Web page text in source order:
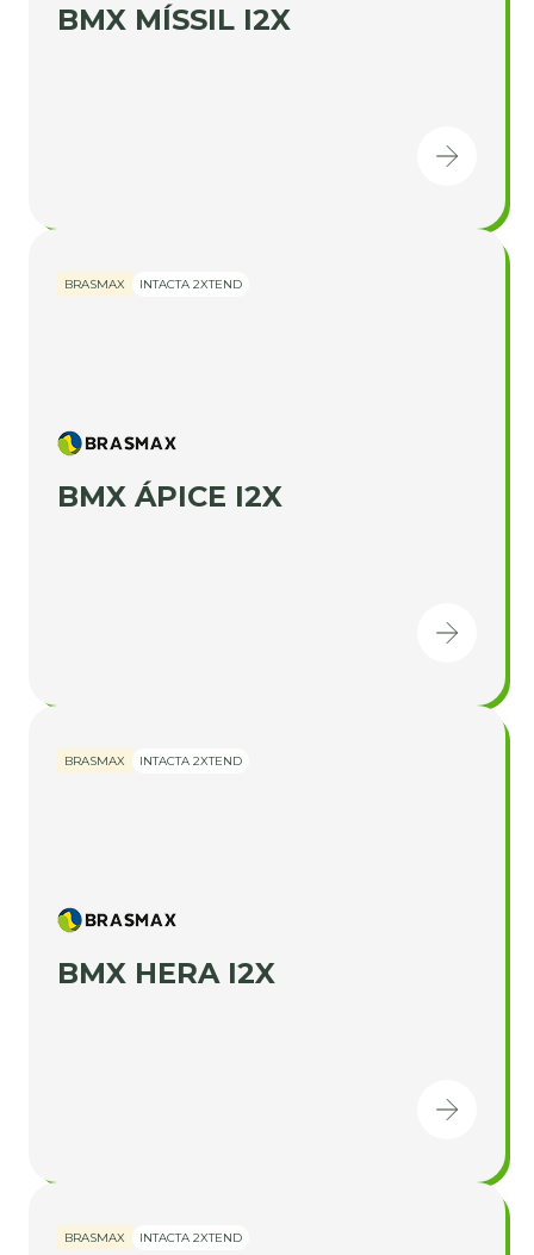
BMX MÍSSIL I2X
BRASMAX INTACTA 2XTEND
BMX ÁPICE I2X
BRASMAX INTACTA 2XTEND
BMX HERA I2X
BRASMAX INTACTA 2XTEND